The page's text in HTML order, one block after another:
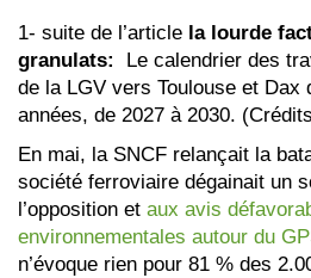
1- suite de l’article la lourde
granulats:
Le calendrier des
de la LGV vers Toulouse et Dax
années, de 2027 à 2030.
En mai, la SNCF relançait la
société ferroviaire dégainait un
l’opposition et aux avis
environnementales autour du
n’évoque rien pour 81 % des